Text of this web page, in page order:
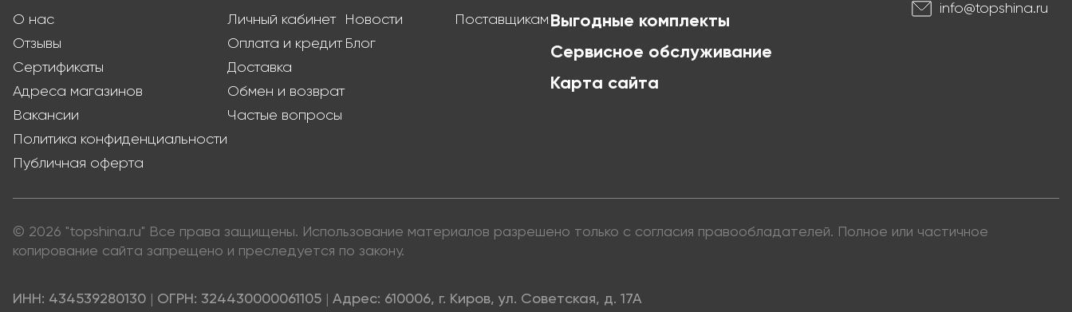
О нас
Отзывы
Сертификаты
Адреса магазинов
Вакансии
Политика конфиденциальности
Публичная оферта
Личный кабинет
Оплата и кредит
Доставка
Обмен и возврат
Частые вопросы
Новости
Блог
Поставщикам Выгодные комплекты
Сервисное обслуживание
Карта сайта
info@topshina.ru
© 2026 "topshina.ru" Все права защищены. Использование материалов разрешено только с согласия правообладателей. Полное или частичное
копирование сайта запрещено и преследуется по закону.
ИНН: 434539280130 ОГРН: 324430000061105 Адрес: 610006, г. Киров, ул. Советская, д. 17А